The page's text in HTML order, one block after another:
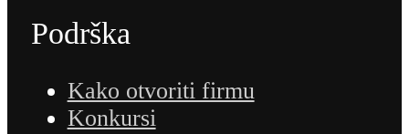
Podrška
Kako otvoriti firmu
Konkursi